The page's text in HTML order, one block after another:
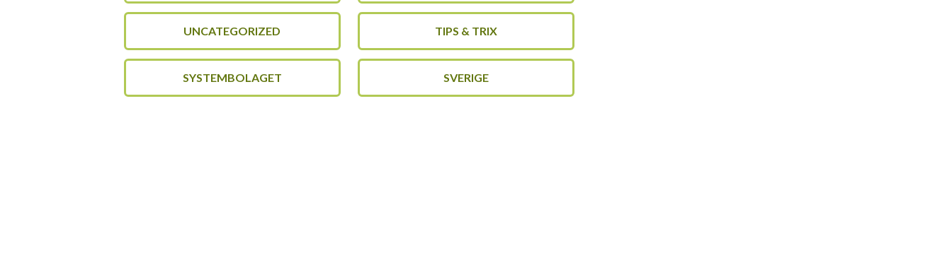
UNCATEGORIZED TIPS & TRIX
SYSTEMBOLAGET SVERIGE